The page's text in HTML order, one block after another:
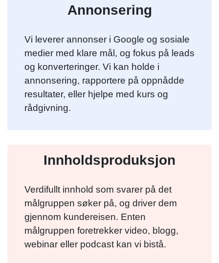
Annonsering
Vi leverer annonser i Google og sosiale
medier med klare mål, og fokus på leads
og konverteringer. Vi kan holde i
annonsering, rapportere på oppnådde
resultater, eller hjelpe med kurs og
rådgivning.
Innholdsproduksjon
Verdifullt innhold som svarer på det
målgruppen søker på, og driver dem
gjennom kundereisen. Enten
målgruppen foretrekker video, blogg,
webinar eller podcast kan vi bistå.